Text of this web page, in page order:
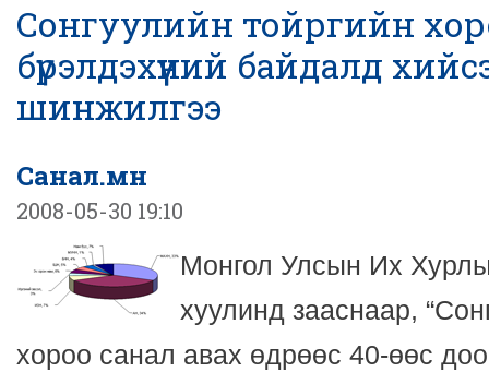
Сонгуулийн тойргийн
бүрэлдэхүүний байдалд
шинжилгээ
Санал.мн
2008-05-30 19:10
Монгол Улсын Их
хуулинд зааснаар,
хороо санал авах өдрөөс 40-өөс